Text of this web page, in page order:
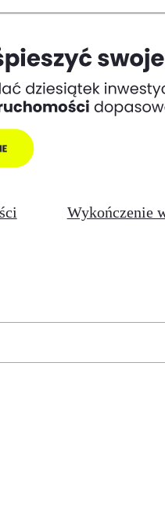
Wykończenie